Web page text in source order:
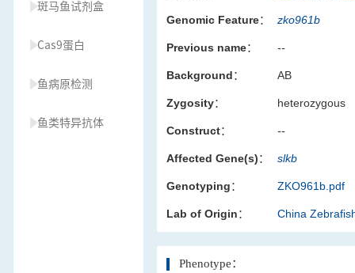
斑马鱼试剂盒
Cas9蛋白
鱼病原检测
鱼类特异抗体
Genomic Feature： zko961b
Previous name： --
Background： AB
Zygosity： heterozygous
Construct： --
Affected Gene(s)： slkb
Genotyping： ZKO961b.pdf
Lab of Origin： China
Phenotype：